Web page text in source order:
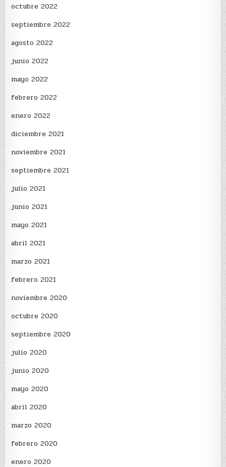
octubre 2022
septiembre 2022
agosto 2022
junio 2022
mayo 2022
febrero 2022
enero 2022
diciembre 2021
noviembre 2021
septiembre 2021
julio 2021
junio 2021
mayo 2021
abril 2021
marzo 2021
febrero 2021
noviembre 2020
octubre 2020
septiembre 2020
julio 2020
junio 2020
mayo 2020
abril 2020
marzo 2020
febrero 2020
enero 2020